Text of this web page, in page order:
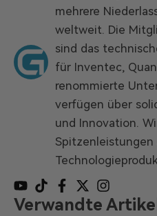
mehrere
weltweit. Die
sind das
für Inventec,
renommierte
verfügen über
und Innovation.
Verwandte Artikel